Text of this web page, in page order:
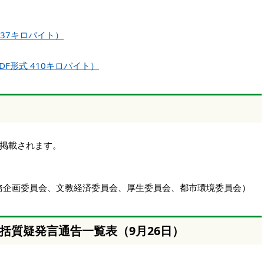
キロバイト）
形式 410キロバイト）
載されます。
企画委員会、文教経済委員会、厚生委員会、都市環境委員会）
疑発言通告一覧表（9月26日）